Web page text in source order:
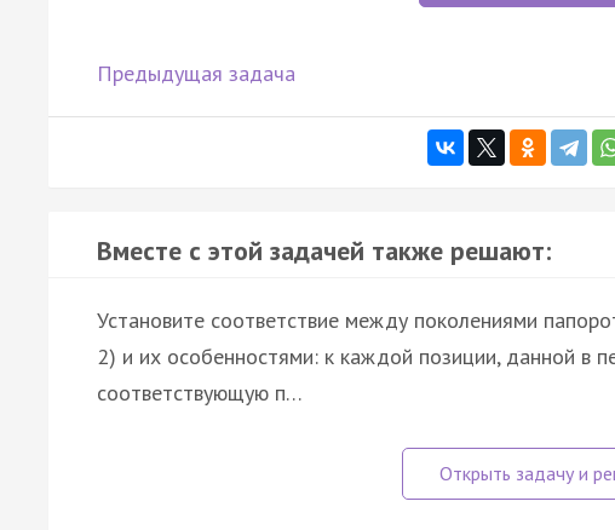
Предыдущая задача
Вместе с этой задачей также решают:
Установите соответствие между поколениями
2) и их особенностями: к каждой позиции, данной в
соответствующую п…